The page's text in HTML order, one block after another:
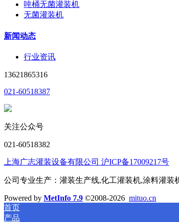
吨桶无菌灌装机
无菌灌装机
新闻动态
行业资讯
13621865316
021-60518387
关注公众号
021-60518382
上海广志灌装设备有限公司 沪ICP备17009217号
公司专业生产：灌装生产线,化工灌装机,涂料灌装
Powered by MetInfo 7.9 ©2008-2026 mituo.cn
首页
产品